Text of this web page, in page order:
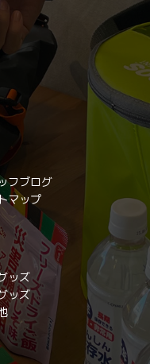
フブログ
マップ
ッズ
ッズ